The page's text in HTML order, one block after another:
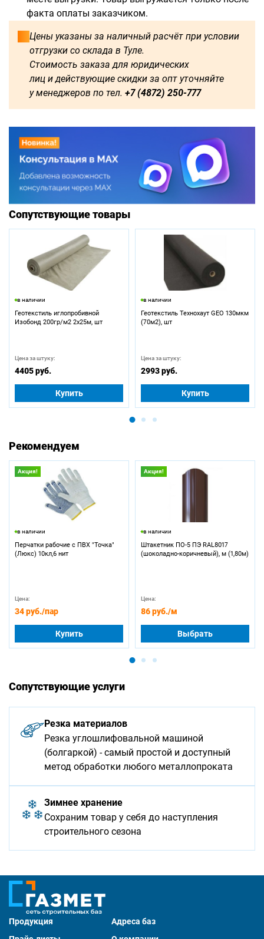
факта оплаты заказчиком.
Цены указаны за наличный расчёт при условии
отгрузки со склада в Туле.
Стоимость заказа для юридических
лиц и действующие скидки за опт уточняйте
у менеджеров по тел. +7 (4872) 250-777
3000 3250
3500 3750 4000 4250
4500 4750 5000 5250
Сопутствующие товары
в наличии
Геотекстиль иглопробивной
Изобонд 200гр/м2 2х25м, шт
Цена за штуку:
4405 руб.
Купить
в наличии
Геотекстиль Технохаут GEO 130мкм
(70м2), шт
Цена за штуку:
2993 руб.
Купить
Рекомендуем
Акция!
в наличии
Перчатки рабочие с ПВХ "Точка"
(Люкс) 10кл,6 нит
Цена:
34 руб./пар
Купить
Акция!
в наличии
Штакетник ПО-5 ПЭ RAL8017
(шоколадно-коричневый), м (1,80м)
Цена:
86 руб./м
Выбрать
Сопутствующие услуги
Резка материалов
Резка углошлифовальной машиной
(болгаркой) - самый простой и доступный
метод обработки любого металлопроката
Зимнее хранение
Сохраним товар у себя до наступления
строительного сезона
Продукция
Адреса баз